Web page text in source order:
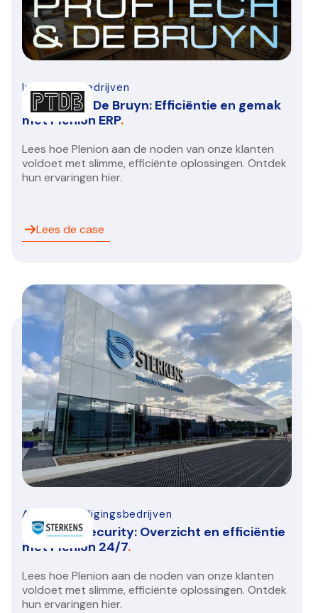
Infra-bouwbedrijven
Proftech & De Bruyn: Efficiëntie en gemak
met Plenion ERP.
Lees hoe Plenion aan de noden van onze klanten
voldoet met slimme, efficiënte oplossingen. Ontdek
hun ervaringen hier.
Lees de case
Alarm-beveiligingsbedrijven
Sterkens Security: Overzicht en efficiëntie
met Plenion 24/7.
Lees hoe Plenion aan de noden van onze klanten
voldoet met slimme, efficiënte oplossingen. Ontdek
hun ervaringen hier.